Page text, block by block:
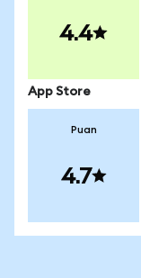
4.4
App Store
Puan
4.7